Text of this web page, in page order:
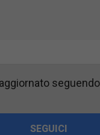
SEGUICI